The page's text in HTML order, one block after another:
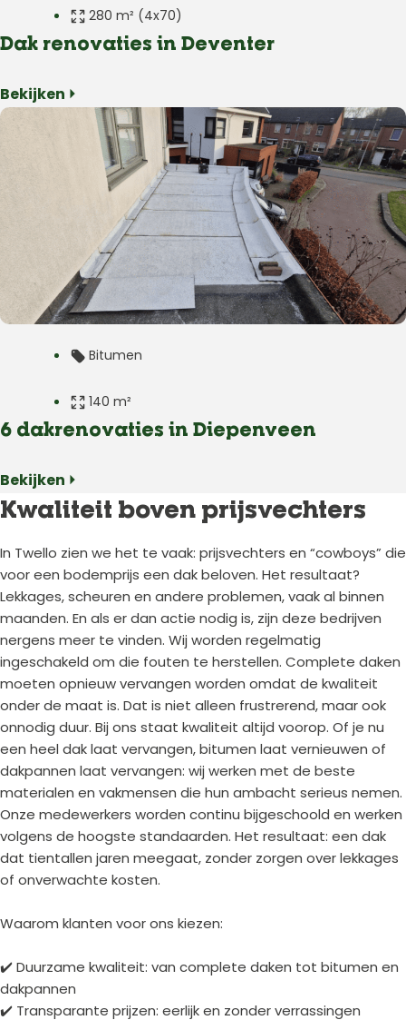
280 m² (4x70)
Woning
Deventer
Herplaatsing
Dak renovaties in Deventer
Bekijken ⏵
Bitumen
140 m²
6 dakrenovaties in Diepenveen
Bekijken ⏵
Kwaliteit boven prijsvechters
In Twello zien we het te vaak: prijsvechters en “cowboys” die
voor een bodemprijs een dak beloven. Het resultaat?
Lekkages, scheuren en andere problemen, vaak al binnen
maanden. En als er dan actie nodig is, zijn deze bedrijven
nergens meer te vinden. Wij worden regelmatig
ingeschakeld om die fouten te herstellen. Complete daken
moeten opnieuw vervangen worden omdat de kwaliteit
onder de maat is. Dat is niet alleen frustrerend, maar ook
onnodig duur. Bij ons staat kwaliteit altijd voorop. Of je nu
een heel dak laat vervangen, bitumen laat vernieuwen of
dakpannen laat vervangen: wij werken met de beste
materialen en vakmensen die hun ambacht serieus nemen.
Onze medewerkers worden continu bijgeschoold en werken
volgens de hoogste standaarden. Het resultaat: een dak
dat tientallen jaren meegaat, zonder zorgen over lekkages
of onverwachte kosten.
Waarom klanten voor ons kiezen:
✔️ Duurzame kwaliteit: van complete daken tot bitumen en
dakpannen
✔️ Transparante prijzen: eerlijk en zonder verrassingen